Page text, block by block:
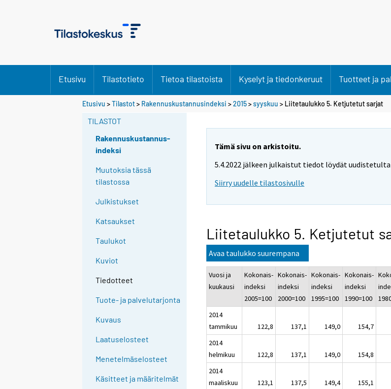
Etusivu Tilastotieto Tietoa tilastoista Kyselyt ja tiedonkeruut Tuotteet ja
Etusivu >Tilastot> Rakennuskustannusindeksi >2015>syyskuu > Liitetaulukko 5. Ketjutetut sarjat
TILASTOT
Rakennuskustannus-
indeksi
Muutoksia tässä
tilastossa
Julkistukset
Katsaukset
Taulukot
Kuviot
Tiedotteet
Tuote- ja palvelutarjonta
Kuvaus
Laatuselosteet
Menetelmäselosteet
Käsitteet ja määritelmät
Tämä sivu on arkistoitu.
5.4.2022 jälkeen julkaistut tiedot löydät
Siirry uudelle tilastosivulle
Liitetaulukko 5. Ketjutetut
Avaa taulukko suurempana
Vuosi ja
kuukausi
Kokonais-
indeksi
2005=100
Kokonais-
indeksi
2000=100
Kokonais-
indeksi
1995=100
Kokonais-
indeksi
1990=100
2014
tammikuu
122,8 137,1 149,0 154,7
2014
helmikuu
122,8 137,1 149,0 154,8
2014
maaliskuu
123,1 137,5 149,4 155,1